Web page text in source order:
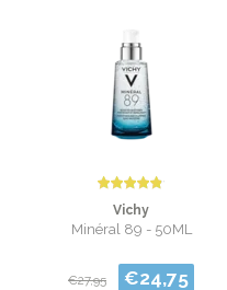
Vichy
Minéral 89 - 50ML
€27,95 €24,75